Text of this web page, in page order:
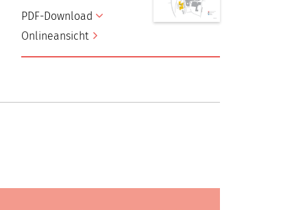
PDF-Download
Onlineansicht